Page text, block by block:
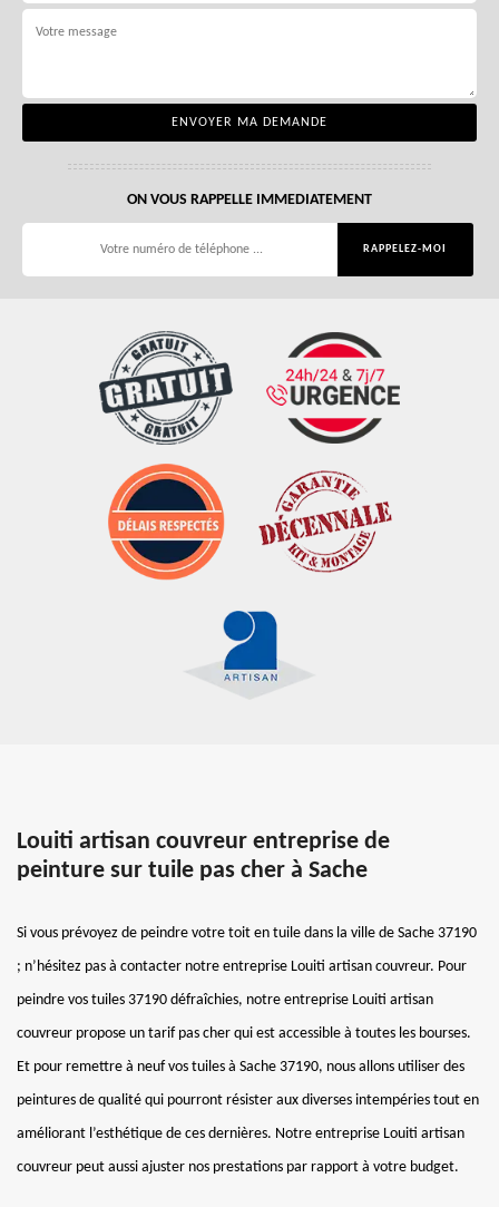
ON VOUS RAPPELLE IMMEDIATEMENT
Louiti artisan couvreur entreprise de
peinture sur tuile pas cher à Sache
Si vous prévoyez de peindre votre toit en tuile dans la ville de Sache 37190
; n’hésitez pas à contacter notre entreprise Louiti artisan couvreur. Pour
peindre vos tuiles 37190 défraîchies, notre entreprise Louiti artisan
couvreur propose un tarif pas cher qui est accessible à toutes les bourses.
Et pour remettre à neuf vos tuiles à Sache 37190, nous allons utiliser des
peintures de qualité qui pourront résister aux diverses intempéries tout en
améliorant l’esthétique de ces dernières. Notre entreprise Louiti artisan
couvreur peut aussi ajuster nos prestations par rapport à votre budget.